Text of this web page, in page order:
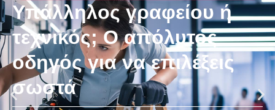
Υπάλληλος γραφείου ή
τεχνικός; Ο απόλυτος
οδηγός για να επιλέξεις
σωστά